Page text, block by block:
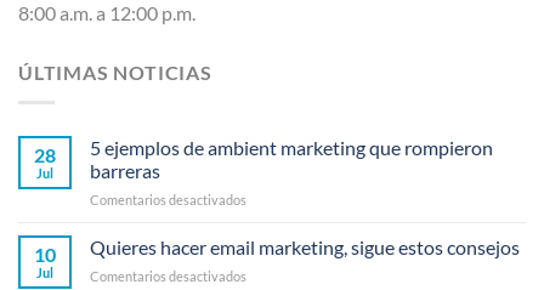
8:00 a.m. a 12:00 p.m.
ÚLTIMAS NOTICIAS
28
Jul
5 ejemplos de ambient marketing que rompieron
barreras
Comentarios desactivados
ejemplos
de
ambient
10
Jul
Quieres hacer email marketing, sigue estos consejos
Comentarios desactivados